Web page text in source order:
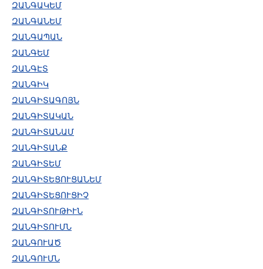
ԶԱՆԳԱԿԵՄ
ԶԱՆԳԱՆԵՄ
ԶԱՆԳԱՊԱՆ
ԶԱՆԳԵՄ
ԶԱՆԳԷՏ
ԶԱՆԳԻԿ
ԶԱՆԳԻՏԱԳՈՅՆ
ԶԱՆԳԻՏԱԿԱՆ
ԶԱՆԳԻՏԱՆԱՄ
ԶԱՆԳԻՏԱՆՔ
ԶԱՆԳԻՏԵՄ
ԶԱՆԳԻՏԵՑՈՒՑԱՆԵՄ
ԶԱՆԳԻՏԵՑՈՒՑԻՉ
ԶԱՆԳԻՏՈՒԹԻՒՆ
ԶԱՆԳԻՏՈՒՄՆ
ԶԱՆԳՈՒԱԾ
ԶԱՆԳՈՒՄՆ